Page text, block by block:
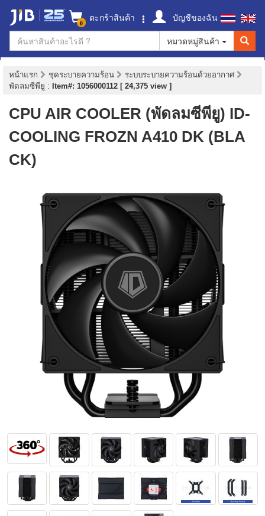
0 ตะกร้าสินค้า
บัญชีของฉัน
หมวดหมู่สินค้า
หน้าแรก ชุดระบายความร้อน
ระบบระบายความร้อนด้วยอากาศ
พัดลมซีพียู : Item#: 1056000112 [ 24,375 view ]
CPU AIR COOLER (พัดลมซีพียู) ID-
COOLING FROZN A410 DK (BLA
CK)